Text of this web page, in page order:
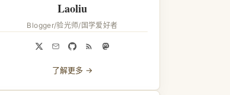
Laoliu
Blogger/验光师/国学爱好者
了解更多 →